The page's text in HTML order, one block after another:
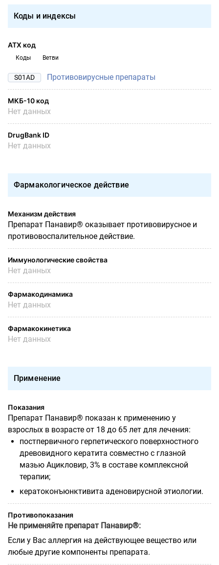
Коды и индексы
АТХ код
Коды Ветви
S01AD Противовирусные препараты
МКБ-10 код
Нет данных
DrugBank ID
Нет данных
Фармакологическое действие
Механизм действия
Препарат Панавир® оказывает противовирусное и
противовоспалительное действие.
Иммунологические свойства
Нет данных
Фармакодинамика
Нет данных
Фармакокинетика
Нет данных
Применение
Показания
Препарат Панавир® показан к применению у
взрослых в возрасте от 18 до 65 лет для лечения:
постпервичного герпетического поверхностного
древовидного кератита совместно с глазной
мазью Ацикловир, 3% в составе комплексной
терапии;
кератоконъюнктивита аденовирусной этиологии.
Противопоказания
Не применяйте препарат Панавир®:
Если у Вас аллергия на действующее вещество или
любые другие компоненты препарата.